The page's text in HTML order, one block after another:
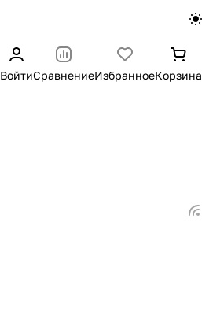
ВойтиСравнениеИзбранноеКорзина